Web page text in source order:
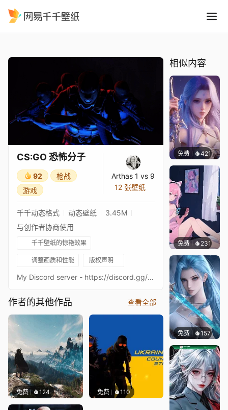
CS:GO 恐怖分子
92
枪战
游戏
Arthas 1 vs 9
12 张壁纸
千千动态格式 动态壁纸
3.45M
与创作者协商使用
千千壁纸的惊艳效果
调整画质和性能 版权声明
My Discord server - https://discord.gg/zVms9TTNDHMy TikTok - https://www.tiktok.com/@cs2_club
作者的其他作品 查看全部
免费 124 免费 110
相似内容
免费 421好看
免费 231好看
免费 157好看